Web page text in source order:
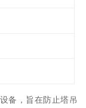
备，旨在防止塔吊